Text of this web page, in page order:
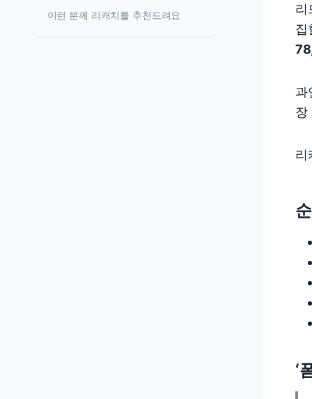
리
집
과
장
리
‘
이런 분께 리캐치를 추천드려요